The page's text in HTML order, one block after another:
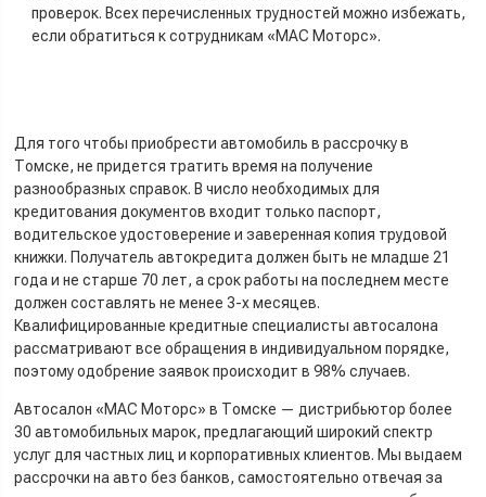
проверок. Всех перечисленных трудностей можно избежать,
если обратиться к сотрудникам «МАС Моторс».
Для того чтобы приобрести автомобиль в рассрочку в
Томске, не придется тратить время на получение
разнообразных справок. В число необходимых для
кредитования документов входит только паспорт,
водительское удостоверение и заверенная копия трудовой
книжки. Получатель автокредита должен быть не младше 21
года и не старше 70 лет, а срок работы на последнем месте
должен составлять не менее 3-х месяцев.
Квалифицированные кредитные специалисты автосалона
рассматривают все обращения в индивидуальном порядке,
поэтому одобрение заявок происходит в 98% случаев.
Автосалон «МАС Моторс» в Томске — дистрибьютор более
30 автомобильных марок, предлагающий широкий спектр
услуг для частных лиц и корпоративных клиентов. Мы выдаем
рассрочки на авто без банков, самостоятельно отвечая за